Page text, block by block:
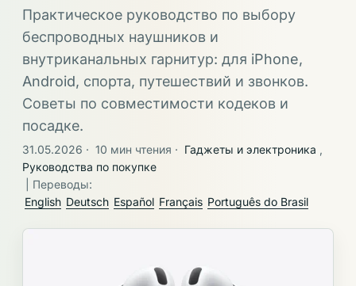
Практическое руководство по выбору
беспроводных наушников и
внутриканальных гарнитур: для iPhone,
Android, спорта, путешествий и звонков.
Советы по совместимости кодеков и
посадке.
31.05.2026 · 10 мин чтения · Гаджеты и электроника ,
Руководства по покупке
| Переводы:
English Deutsch Español Français Português do Brasil